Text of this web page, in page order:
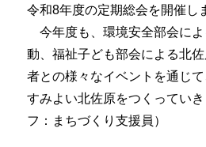
令和8年度の定期総会を開催し
今年度も、環境安全部会に
動、福祉子ども部会による北
者との様々なイベントを通じ
すみよい北佐原をつくってい
フ：まちづくり支援員）